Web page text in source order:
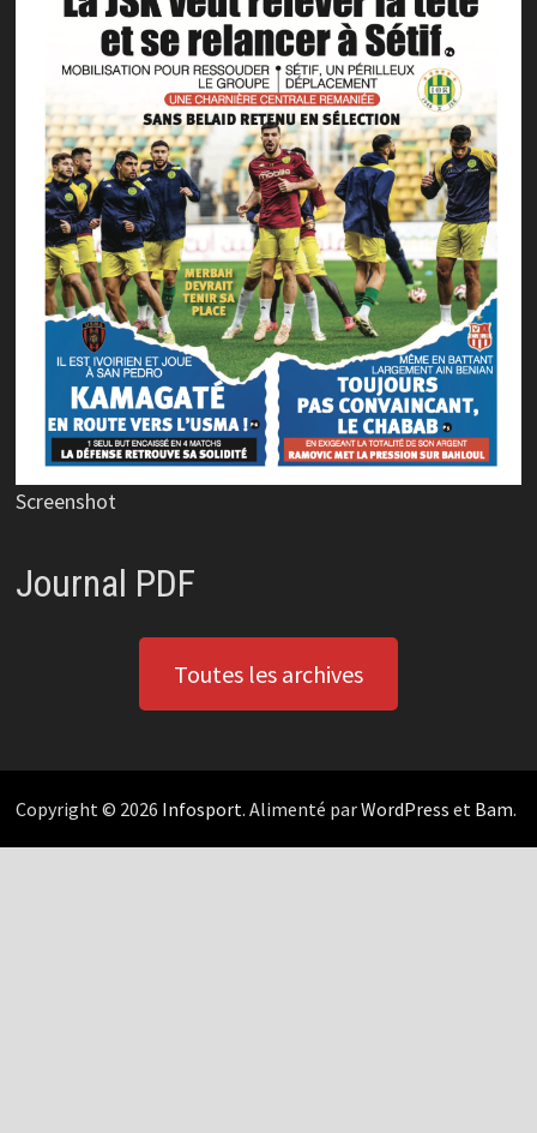
Screenshot
Journal PDF
Toutes les archives
Copyright © 2026 Infosport. Alimenté parWordPress et Bam.